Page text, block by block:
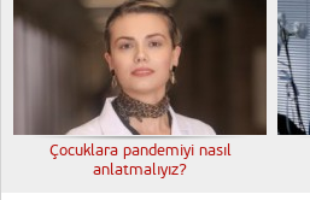
Çocuklara pandemiyi nasıl
anlatmalıyız?